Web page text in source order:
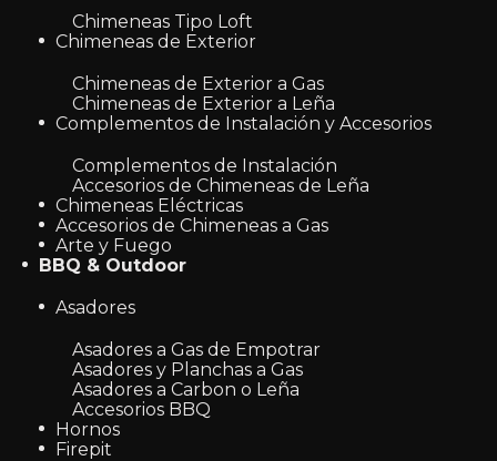
Chimeneas Tipo Loft
Chimeneas de Exterior
Chimeneas de Exterior a Gas
Chimeneas de Exterior a Leña
Complementos de Instalación y Accesorios
Complementos de Instalación
Accesorios de Chimeneas de Leña
Chimeneas Eléctricas
Accesorios de Chimeneas a Gas
Arte y Fuego
BBQ & Outdoor
Asadores
Asadores a Gas de Empotrar
Asadores y Planchas a Gas
Asadores a Carbon o Leña
Accesorios BBQ
Hornos
Firepit